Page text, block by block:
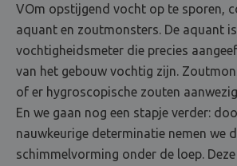
VOm opstijgend vocht op te sporen,
aquant en zoutmonsters. De aquant is
vochtigheidsmeter die precies
van het gebouw vochtig zijn.
of er hygroscopische zouten
En we gaan nog een stapje verder:
nauwkeurige determinatie nemen we
schimmelvorming onder de loep.